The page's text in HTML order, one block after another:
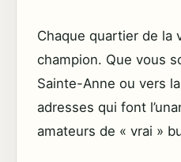
Chaque quartier de la
champion. Que vous
Sainte-Anne ou vers
adresses qui font
amateurs de « vrai »